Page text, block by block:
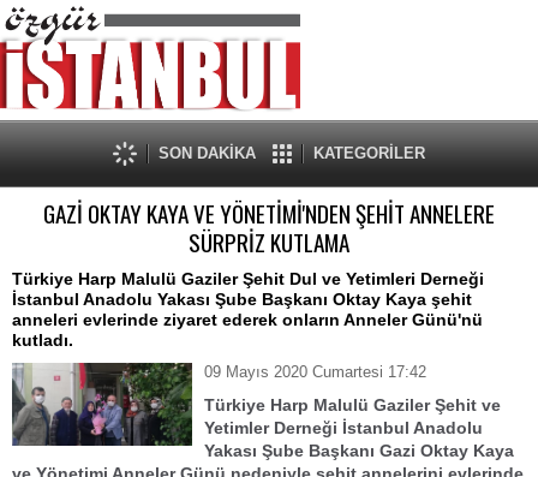
SON DAKİKA KATEGORİLER
GAZİ OKTAY KAYA VE YÖNETİMİ'NDEN ŞEHİT ANNELERE
SÜRPRİZ KUTLAMA
Türkiye Harp Malulü Gaziler Şehit Dul ve Yetimleri Derneği
İstanbul Anadolu Yakası Şube Başkanı Oktay Kaya şehit
anneleri evlerinde ziyaret ederek onların Anneler Günü'nü
kutladı.
09 Mayıs 2020 Cumartesi 17:42
Türkiye Harp Malulü Gaziler Şehit ve
Yetimler Derneği İstanbul Anadolu
Yakası Şube Başkanı Gazi Oktay Kaya